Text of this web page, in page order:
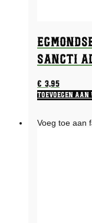
Sancti
€3,95
Toevoegen
Voeg toe aan